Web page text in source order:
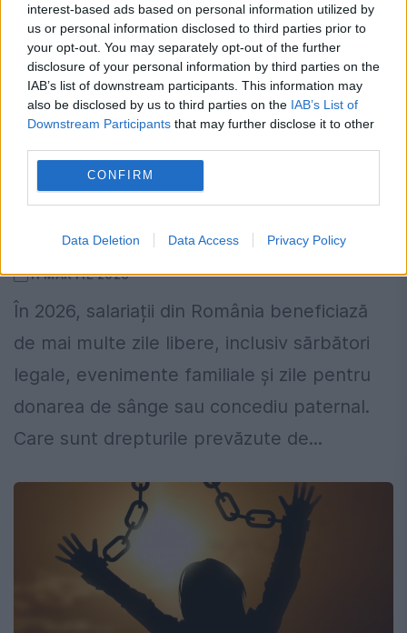
interest-based ads based on personal information utilized by
us or personal information disclosed to third parties prior to
your opt-out. You may separately opt-out of the further
disclosure of your personal information by third parties on the
IAB’s list of downstream participants. This information may
also be disclosed by us to third parties on the IAB’s List of
Downstream Participants that may further disclose it to other
CONFIRM
Data Deletion Data Access Privacy Policy
automat tuturor salariaților, ci depind de
religia fiecăruia, potrivit Codului Muncii.
Cine...
Zile libere speciale în 2026: căsătorie,
naștere copil, deces
11 MARTIE 2026
În 2026, salariații din România beneficiază
de mai multe zile libere, inclusiv sărbători
legale, evenimente familiale și zile pentru
donarea de sânge sau concediu paternal.
Care sunt drepturile prevăzute de...